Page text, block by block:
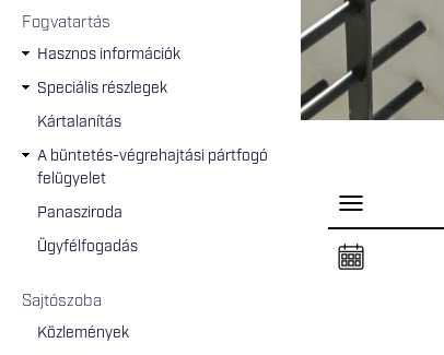
Fogvatartás
Hasznos információk
Speciális részlegek
Kártalanítás
A büntetés-végrehajtási pártfogó
felügyelet
Panasziroda
Ügyfélfogadás
Sajtószoba
Közlemények
P
e
l